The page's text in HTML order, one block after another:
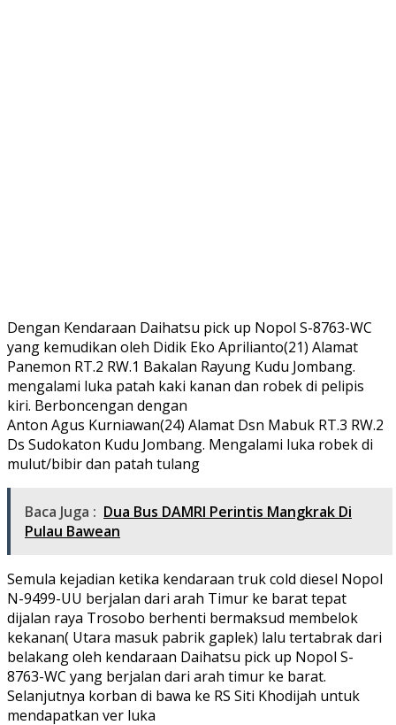
Dengan Kendaraan Daihatsu pick up Nopol S-8763-WC
yang kemudikan oleh Didik Eko Aprilianto(21) Alamat
Panemon RT.2 RW.1 Bakalan Rayung Kudu Jombang.
mengalami luka patah kaki kanan dan robek di pelipis
kiri. Berboncengan dengan
Anton Agus Kurniawan(24) Alamat Dsn Mabuk RT.3 RW.2
Ds Sudokaton Kudu Jombang. Mengalami luka robek di
mulut/bibir dan patah tulang
Baca Juga : Dua Bus DAMRI Perintis Mangkrak Di
Pulau Bawean
Semula kejadian ketika kendaraan truk cold diesel Nopol
N-9499-UU berjalan dari arah Timur ke barat tepat
dijalan raya Trosobo berhenti bermaksud membelok
kekanan( Utara masuk pabrik gaplek) lalu tertabrak dari
belakang oleh kendaraan Daihatsu pick up Nopol S-
8763-WC yang berjalan dari arah timur ke barat.
Selanjutnya korban di bawa ke RS Siti Khodijah untuk
mendapatkan ver luka